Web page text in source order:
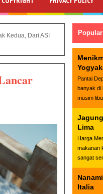
Kedua, Dari ASI
Pantai
banyak di
musim
Lima
Harga
makanan
sangat
Italia